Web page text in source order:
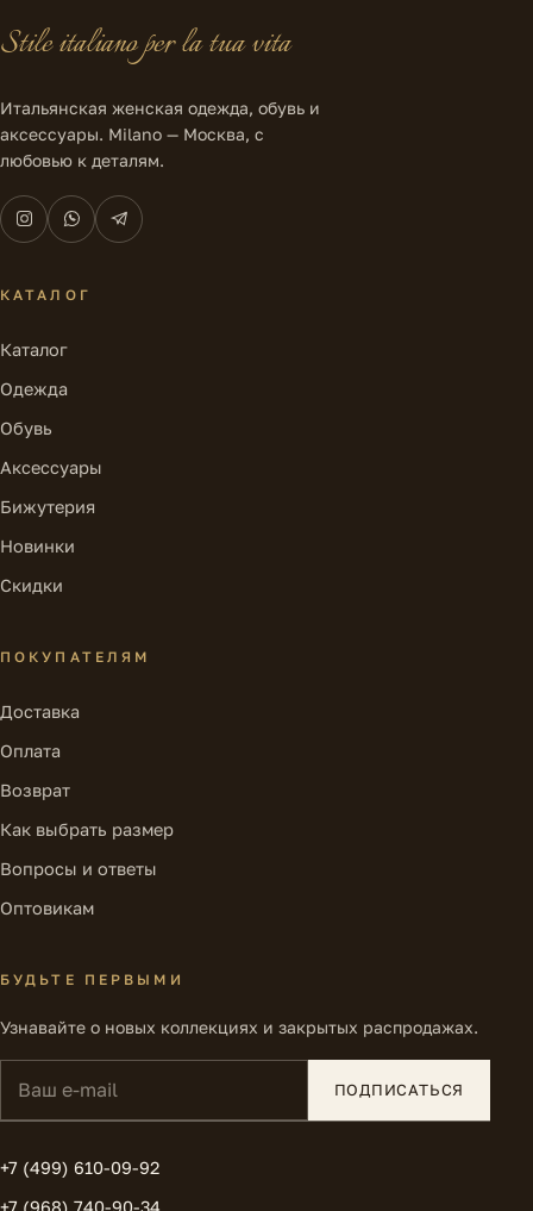
Stile italiano per la tua vita
Итальянская женская одежда, обувь и
аксессуары. Milano — Москва, с
любовью к деталям.
КАТАЛОГ
Каталог
Одежда
Обувь
Аксессуары
Бижутерия
Новинки
Скидки
ПОКУПАТЕЛЯМ
Доставка
Оплата
Возврат
Как выбрать размер
Вопросы и ответы
Оптовикам
БУДЬТЕ ПЕРВЫМИ
Узнавайте о новых коллекциях и закрытых распродажах.
ПОДПИСАТЬСЯ
+7 (499) 610-09-92
+7 (968) 740-90-34